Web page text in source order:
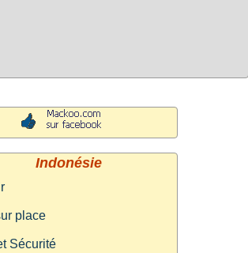
Indonésie
place
Sécurité